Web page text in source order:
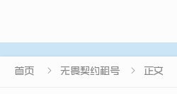
首页  无畏契约租号  正文